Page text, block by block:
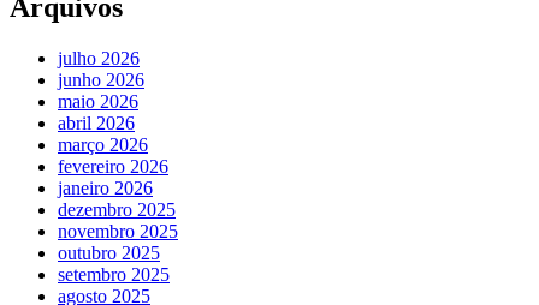
Arquivos
julho 2026
junho 2026
maio 2026
abril 2026
março 2026
fevereiro 2026
janeiro 2026
dezembro 2025
novembro 2025
outubro 2025
setembro 2025
agosto 2025